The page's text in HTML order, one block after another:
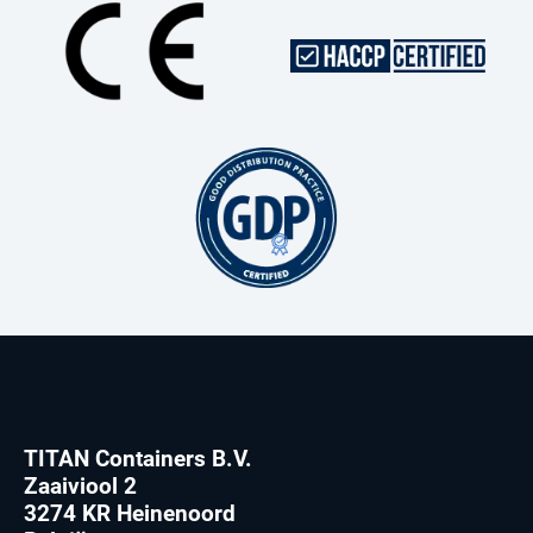
TITAN Containers B.V.
Zaaiviool 2
3274 KR Heinenoord